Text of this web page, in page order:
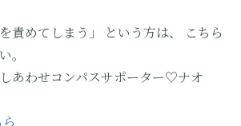
責めてしまう」 という方は、
こちら
。
しあわせコンパスサポーター♡ナオ